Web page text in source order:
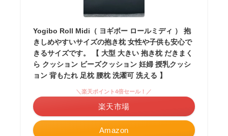
Yogibo Roll Midi（ ヨギボー ロールミディ ） 抱
きしめやすいサイズの抱き枕 女性や子供も安心で
きるサイズです。 【 大型 大きい 抱き枕 だきまく
ら クッション ビーズクッション 妊婦 授乳クッシ
ョン 背もたれ 足枕 腰枕 洗濯可 洗える 】
Amazon
＼楽天ポイント4倍セール！／
楽天市場